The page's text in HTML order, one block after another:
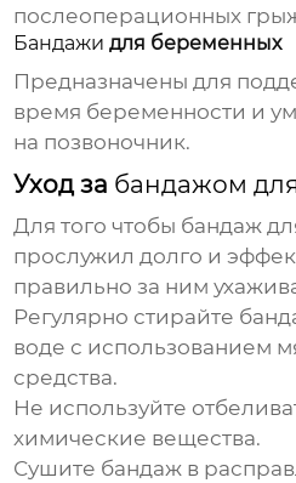
послеоперационных
Бандажи для беременных
Предназначены для
время беременности и
на позвоночник.
Уход за бандажом
Для того чтобы бандаж
прослужил долго и
правильно за ним
Регулярно стирайте
воде с использованием
средства.
Не используйте
химические вещества.
Сушите бандаж в